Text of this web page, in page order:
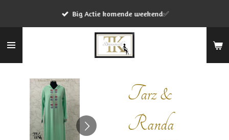
de
Big Actie komende weekend✅
Tarz &
Randa